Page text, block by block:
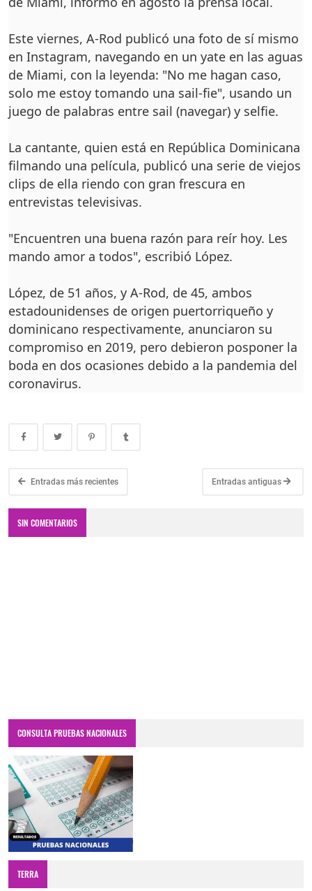
Este viernes, A-Rod publicó una foto de sí mismo
en Instagram, navegando en un yate en las aguas
de Miami, con la leyenda: "No me hagan caso,
solo me estoy tomando una sail-fie", usando un
juego de palabras entre sail (navegar) y selfie.
La cantante, quien está en República Dominicana
filmando una película, publicó una serie de viejos
clips de ella riendo con gran frescura en
entrevistas televisivas.
"Encuentren una buena razón para reír hoy. Les
mando amor a todos", escribió López.
López, de 51 años, y A-Rod, de 45, ambos
estadounidenses de origen puertorriqueño y
dominicano respectivamente, anunciaron su
compromiso en 2019, pero debieron posponer la
boda en dos ocasiones debido a la pandemia del
coronavirus.
Entradas más recientes Entradas antiguas
SIN COMENTARIOS
CONSULTA PRUEBAS NACIONALES
TERRA